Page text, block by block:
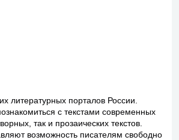
литературных порталов России.
с текстами современных
так и прозаических текстов.
возможность писателям свободно